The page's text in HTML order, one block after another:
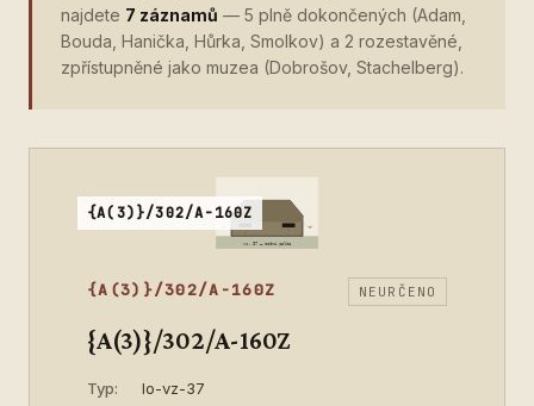
najdete 7 záznamů — 5 plně dokončených (Adam,
Bouda, Hanička, Hůrka, Smolkov) a 2 rozestavěné,
zpřístupněné jako muzea (Dobrošov, Stachelberg).
{A(3)}/302/A-160Z
{A(3)}/302/A-160Z NEURČENO
{A(3)}/302/A-160Z
Typ:
lo-vz-37